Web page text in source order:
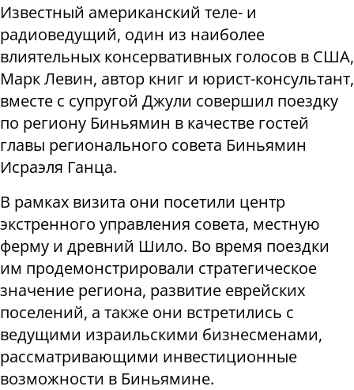
Известный американский теле- и
радиоведущий, один из наиболее
влиятельных консервативных голосов в США,
Марк Левин, автор книг и юрист-консультант,
вместе с супругой Джули совершил поездку
по региону Биньямин в качестве гостей
главы регионального совета Биньямин
Исраэля Ганца.
В рамках визита они посетили центр
экстренного управления совета, местную
ферму и древний Шило. Во время поездки
им продемонстрировали стратегическое
значение региона, развитие еврейских
поселений, а также они встретились с
ведущими израильскими бизнесменами,
рассматривающими инвестиционные
возможности в Биньямине.